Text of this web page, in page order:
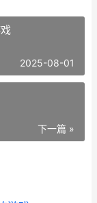
2025-08-01
下一篇 »